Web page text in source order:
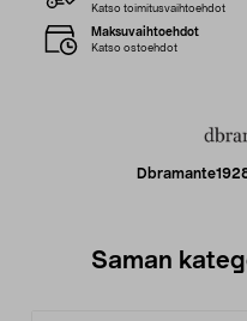
Katso toimitusvaihtoehdot
Maksuvaihtoehdot
Katso ostoehdot
Saman